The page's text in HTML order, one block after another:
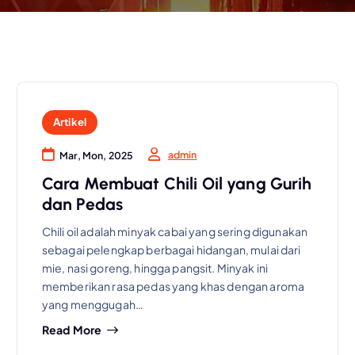
Artikel
Mar, Mon, 2025 admin
Cara Membuat Chili Oil yang Gurih
dan Pedas
Chili oil adalah minyak cabai yang sering digunakan
sebagai pelengkap berbagai hidangan, mulai dari
mie, nasi goreng, hingga pangsit. Minyak ini
memberikan rasa pedas yang khas dengan aroma
yang menggugah…
Read More